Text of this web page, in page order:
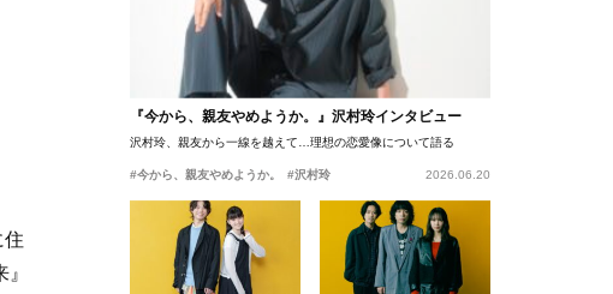
住
『今から、親友やめようか。』沢村玲インタビュー
沢村玲、親友から一線を越えて…理想の恋愛像について語る
#今から、親友やめようか。 #沢村玲 2026.06.20